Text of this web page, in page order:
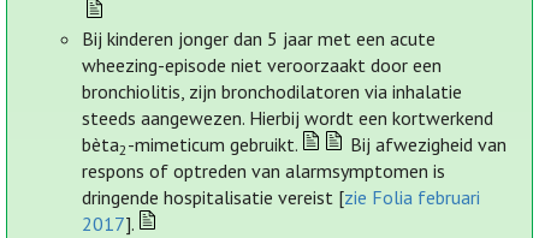
Bij kinderen jonger dan 5 jaar met een acute
wheezing-episode niet veroorzaakt door een
bronchiolitis, zijn bronchodilatoren via inhalatie
steeds aangewezen. Hierbij wordt een kortwerkend
bèta2-mimeticum gebruikt.
Bij afwezigheid van
respons of optreden van alarmsymptomen is
dringende hospitalisatie vereist [zie Folia februari
2017].